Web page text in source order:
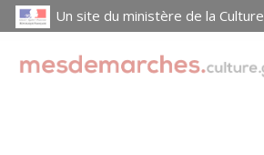
Un site du ministère de la Culture